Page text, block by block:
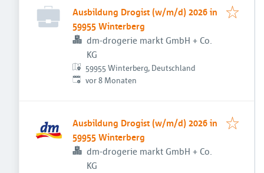
Ausbildung Drogist (w/m/d) 2026 in
59955 Winterberg
dm-drogerie markt GmbH + Co.
KG
59955 Winterberg, Deutschland
Veröffentlicht:
vor 8 Monaten
Ausbildung Drogist (w/m/d) 2026 in
59955 Winterberg
dm-drogerie markt GmbH + Co.
KG